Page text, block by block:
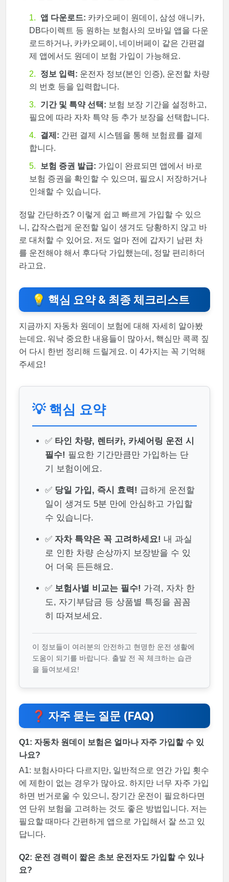
앱 다운로드: 카카오페이 원데이, 삼성 애니카,
DB다이렉트 등 원하는 보험사의 모바일 앱을 다운
로드하거나, 카카오페이, 네이버페이 같은 간편결
제 앱에서도 원데이 보험 가입이 가능해요.
정보 입력: 운전자 정보(본인 인증), 운전할 차량
의 번호 등을 입력합니다.
기간 및 특약 선택: 보험 보장 기간을 설정하고,
필요에 따라 자차 특약 등 추가 보장을 선택합니다.
결제: 간편 결제 시스템을 통해 보험료를 결제
합니다.
보험 증권 발급: 가입이 완료되면 앱에서 바로
보험 증권을 확인할 수 있으며, 필요시 저장하거나
인쇄할 수 있습니다.
정말 간단하죠? 이렇게 쉽고 빠르게 가입할 수 있으
니, 갑작스럽게 운전할 일이 생겨도 당황하지 않고 바
로 대처할 수 있어요. 저도 얼마 전에 갑자기 남편 차
를 운전해야 해서 후다닥 가입했는데, 정말 편리하더
라고요.
💡 핵심 요약 & 최종 체크리스트
지금까지 자동차 원데이 보험에 대해 자세히 알아봤
는데요. 워낙 중요한 내용들이 많아서, 핵심만 콕콕 짚
어 다시 한번 정리해 드릴게요. 이 4가지는 꼭 기억해
주세요!
💡 핵심 요약
✅ 타인 차량, 렌터카, 카셰어링 운전 시
필수! 필요한 기간만큼만 가입하는 단
기 보험이에요.
✅ 당일 가입, 즉시 효력! 급하게 운전할
일이 생겨도 5분 만에 안심하고 가입할
수 있습니다.
✅ 자차 특약은 꼭 고려하세요! 내 과실
로 인한 차량 손상까지 보장받을 수 있
어 더욱 든든해요.
✅ 보험사별 비교는 필수! 가격, 자차 한
도, 자기부담금 등 상품별 특징을 꼼꼼
히 따져보세요.
이 정보들이 여러분의 안전하고 현명한 운전 생활에
도움이 되기를 바랍니다. 출발 전 꼭 체크하는 습관
을 들여보세요!
❓ 자주 묻는 질문 (FAQ)
Q1: 자동차 원데이 보험은 얼마나 자주 가입할 수 있
나요?
A1: 보험사마다 다르지만, 일반적으로 연간 가입 횟수
에 제한이 없는 경우가 많아요. 하지만 너무 자주 가입
하면 번거로울 수 있으니, 장기간 운전이 필요하다면
연 단위 보험을 고려하는 것도 좋은 방법입니다. 저는
필요할 때마다 간편하게 앱으로 가입해서 잘 쓰고 있
답니다.
Q2: 운전 경력이 짧은 초보 운전자도 가입할 수 있나
요?